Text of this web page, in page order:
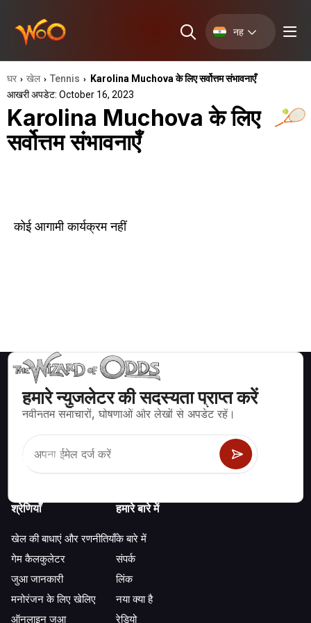
नह
घर › खेल › Tennis › Karolina Muchova के लिए सर्वोत्तम संभावनाएँ
आखरी अपडेट: October 16, 2023
Karolina Muchova के लिए
सर्वोत्तम संभावनाएँ
कोई आगामी कार्यक्रम नहीं
हमारे न्युजलेटर की सदस्यता प्राप्त करें
नवीनतम समाचारों, घोषणाओं और लेखों से अपडेट रहें।
ब्लैकजैक, क्रेप्स, रूलेट और अन्य सैकड़ों कैसीनो खेलों के लिए गणितीय रूप से सही
श्रेणियाँ
खेल की बाधाएं और रणनीतियाँ
गेम कैलकुलेटर
जुआ जानकारी
मनोरंजन के लिए खेलिए
ऑनलाइन जुआ
हमारे बारे में
के बारे में
संपर्क
लिंक
नया क्या है
रेडियो